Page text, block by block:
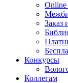
Online
Заказ
Конкурсы
Коллегам